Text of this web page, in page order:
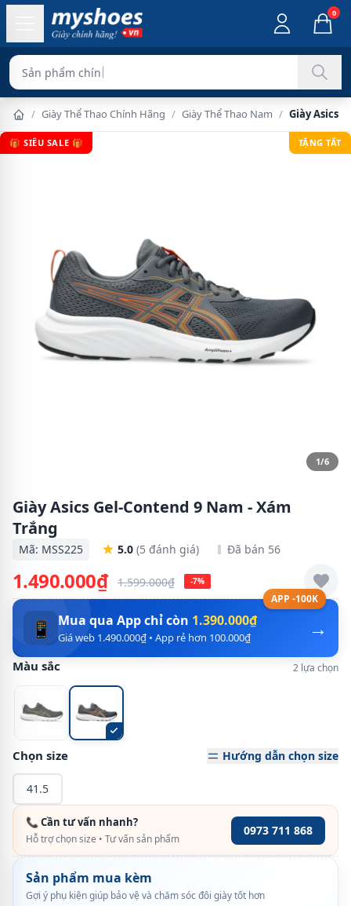
0
Sản phẩm chính hãng 100%
/ Giày Thể Thao Chính Hãng / Giày Thể Thao Nam / Giày Asics
🎁 SIÊU SALE 🎁 TẶNG TẤT
1/6
Giày Asics Gel-Contend 9 Nam - Xám
Trắng
Mã: MSS225 5.0 (5 đánh giá) Đã bán 56
1.490.000₫ 1.599.000₫ -7%
APP -100K
→
📱 Mua qua App chỉ còn 1.390.000₫
Giá web 1.490.000₫ • App rẻ hơn 100.000₫
Màu sắc 2 lựa chọn
Chọn size Hướng dẫn chọn size
41.5
📞 Cần tư vấn nhanh?
Hỗ trợ chọn size • Tư vấn sản phẩm
0973 711 868
Sản phẩm mua kèm
Gợi ý phụ kiện giúp bảo vệ và chăm sóc đôi giày tốt hơn